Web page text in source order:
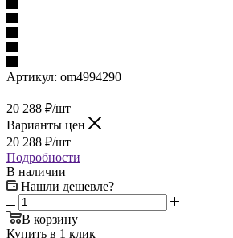
Артикул: om4994290
20 288 ₽/шт
Варианты цен
20 288 ₽/шт
Подробности
В наличии
Нашли дешевле?
В корзину
Купить в 1 клик